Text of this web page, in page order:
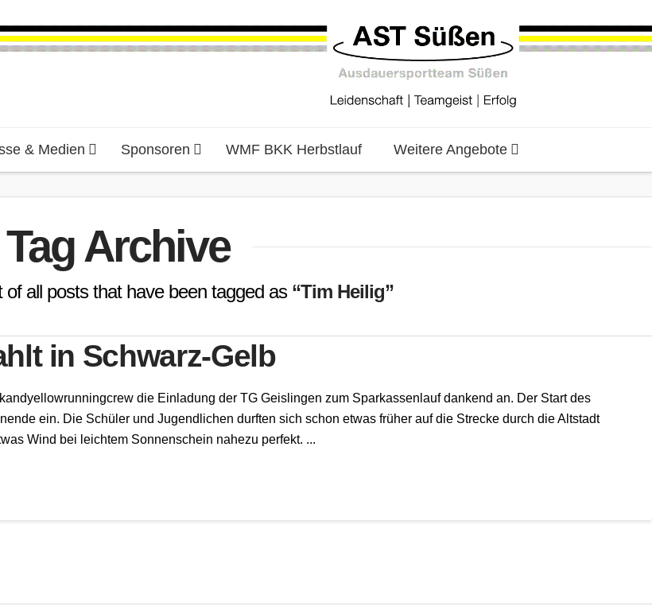
& Medien Sponsoren WMF BKK Herbstlauf Weitere Angebote
Tag Archive
of all posts that have been tagged as “Tim Heilig”
in Schwarz-Gelb
die Einladung der TG Geislingen zum Sparkassenlauf dankend an. Der Start des
ein. Die Schüler und Jugendlichen durften sich schon etwas früher auf die Strecke durch die Altstadt
Wind bei leichtem Sonnenschein nahezu perfekt. ...